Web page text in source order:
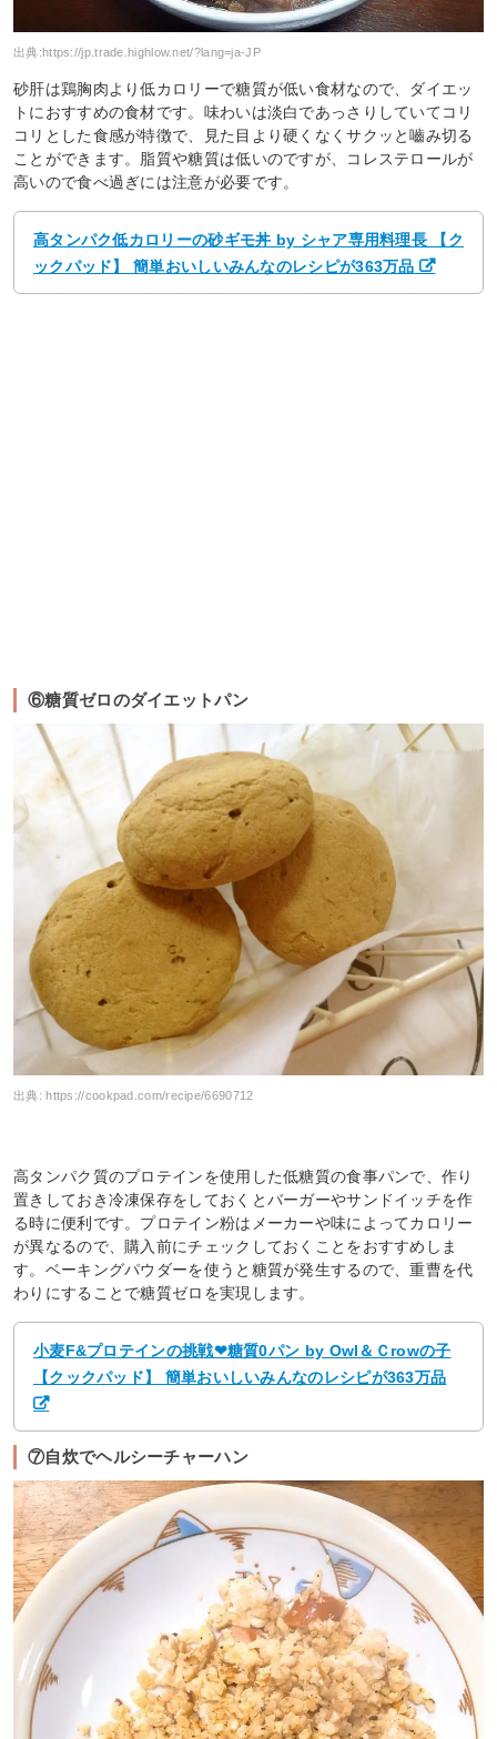
出典:https://jp.trade.highlow.net/?lang=ja-JP
砂肝は鶏胸肉より低カロリーで糖質が低い食材なので、ダイエッ
トにおすすめの食材です。味わいは淡白であっさりしていてコリ
コリとした食感が特徴で、見た目より硬くなくサクッと嚙み切る
ことができます。脂質や糖質は低いのですが、コレステロールが
高いので食べ過ぎには注意が必要です。
高タンパク低カロリーの砂ギモ丼 by シャア専用料理長 【ク
ックパッド】 簡単おいしいみんなのレシピが363万品
⑥糖質ゼロのダイエットパン
出典:https://cookpad.com/recipe/6690712
高タンパク質のプロテインを使用した低糖質の食事パンで、作り
置きしておき冷凍保存をしておくとバーガーやサンドイッチを作
る時に便利です。プロテイン粉はメーカーや味によってカロリー
が異なるので、購入前にチェックしておくことをおすすめしま
す。ベーキングパウダーを使うと糖質が発生するので、重曹を代
わりにすることで糖質ゼロを実現します。
小麦F&プロテインの挑戦❤糖質0パン by Owl＆Ｃrowの子
【クックパッド】 簡単おいしいみんなのレシピが363万品
⑦自炊でヘルシーチャーハン